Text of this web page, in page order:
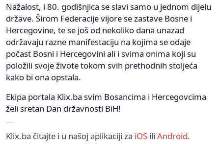
Nažalost, i 80. godišnjica se slavi samo u jednom dijelu
države. Širom Federacije vijore se zastave Bosne i
Hercegovine, te se još od nekoliko dana unazad
održavaju razne manifestaciju na kojima se odaje
počast Bosni i Hercegovini ali i svima onima koji su
položili svoje živote tokom svih prethodnih stoljeća
kako bi ona opstala.
Ekipa portala Klix.ba svim Bosancima i Hercegovcima
želi sretan Dan državnosti BiH!
Klix.ba čitajte i u našoj aplikaciji za iOS ili Android.